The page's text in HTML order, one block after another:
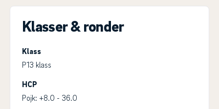
Klasser & ronder
Klass
P13 klass
HCP
Pojk: +8.0 - 36.0